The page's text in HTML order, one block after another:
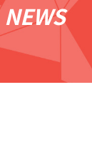
NEWS